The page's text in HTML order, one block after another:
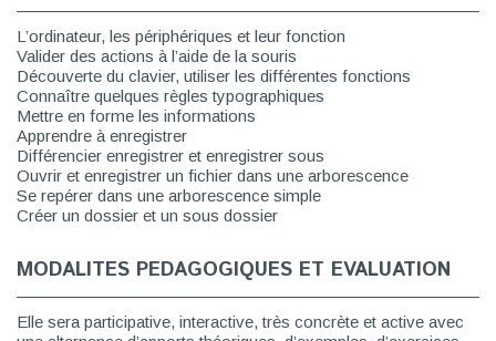
L’ordinateur, les périphériques et leur fonction
Valider des actions à l’aide de la souris
Découverte du clavier, utiliser les différentes fonctions
Connaître quelques règles typographiques
Mettre en forme les informations
Apprendre à enregistrer
Différencier enregistrer et enregistrer sous
Ouvrir et enregistrer un fichier dans une arborescence
Se repérer dans une arborescence simple
Créer un dossier et un sous dossier
MODALITES PEDAGOGIQUES ET EVALUATION
Elle sera participative, interactive, très concrète et active avec